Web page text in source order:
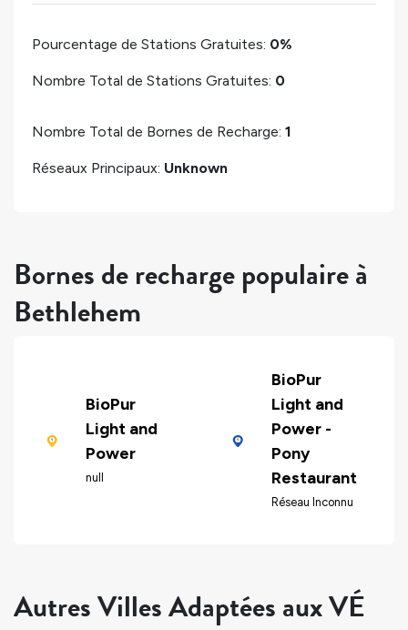
Pourcentage de Stations Gratuites: 0%
Nombre Total de Stations Gratuites: 0
Nombre Total de Bornes de Recharge: 1
Réseaux Principaux: Unknown
Bornes de recharge populaire à
Bethlehem
BioPur
Light and
Power
null
BioPur
Light and
Power -
Pony
Restaurant
Réseau Inconnu
Autres Villes Adaptées aux VÉ